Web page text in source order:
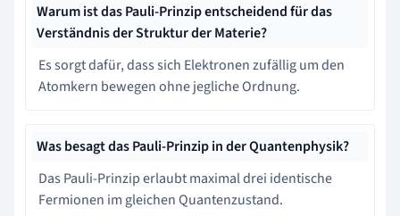
Warum ist das Pauli-Prinzip entscheidend für das
Verständnis der Struktur der Materie?
Es sorgt dafür, dass sich Elektronen zufällig um den
Atomkern bewegen ohne jegliche Ordnung.
Was besagt das Pauli-Prinzip in der Quantenphysik?
Das Pauli-Prinzip erlaubt maximal drei identische
Fermionen im gleichen Quantenzustand.